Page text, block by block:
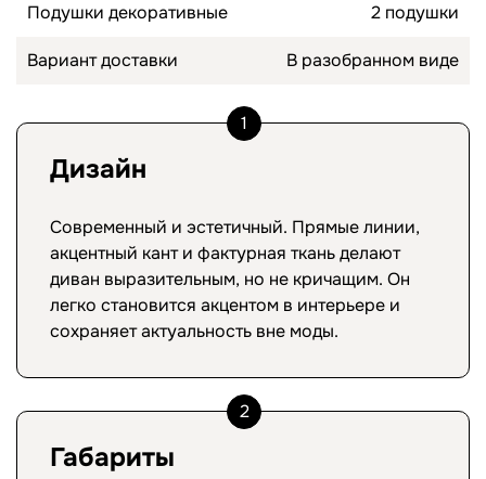
Подушки декоративные 2 подушки
Вариант доставки В разобранном виде
1
Дизайн
Современный и эстетичный. Прямые линии,
акцентный кант и фактурная ткань делают
диван выразительным, но не кричащим. Он
легко становится акцентом в интерьере и
сохраняет актуальность вне моды.
2
Габариты